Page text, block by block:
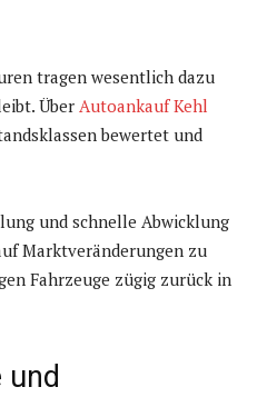
tragen wesentlich dazu
Über Autoankauf Kehl
bewertet und
und schnelle Abwicklung
Marktveränderungen zu
Fahrzeuge zügig zurück in
und